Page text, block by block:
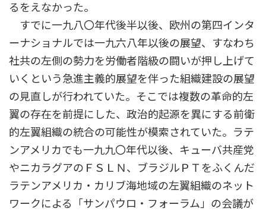
るをえなかった。
すでに一九八〇年代後半以後、欧州の第四インタ
ーナショナルでは一九六八年以後の展望、すなわち
社共の左側の勢力を労働者階級の闘いが押し上げて
いくという急進主義的展望を伴った組織建設の展望
の見直しが行われていた。そこでは複数の革命的左
翼の存在を前提にした、政治的起源を異にする前衛
的左翼組織の統合の可能性が模索されていた。ラテ
ンアメリカでも一九九〇年代以後、キューバ共産党
やニカラグアのＦＳＬＮ、ブラジルＰＴをふくんだ
ラテンアメリカ・カリブ海地域の左翼組織のネット
ワークによる「サンパウロ・フォーラム」の会議が